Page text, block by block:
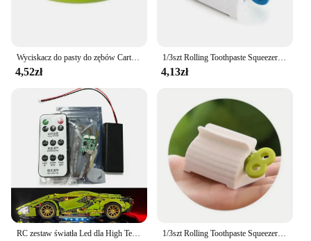
4,52zł
1/3szt Rolling Toothpaste Squeezer Lazy Man Shampoo Ręczny klips do pasty do zębów Ręczna pasta do zębów Wszechstronny wyciskacz do czyszczenia twarzy
4,13zł
RC zestaw światła Led dla High Tech samochodowe klocki budowlane 1:14 Super prędkość sporty wyścigowe pojazd DIY lampy klocki zabawki (nie obejmują samochodu) 1/3szt Rolling Toothpaste Squeezer Lazy Man Shampoo Ręczny klips do pasty do zębów Ręczna pasta do zębów Wszechstronny wyciskacz do czyszczenia twarzy